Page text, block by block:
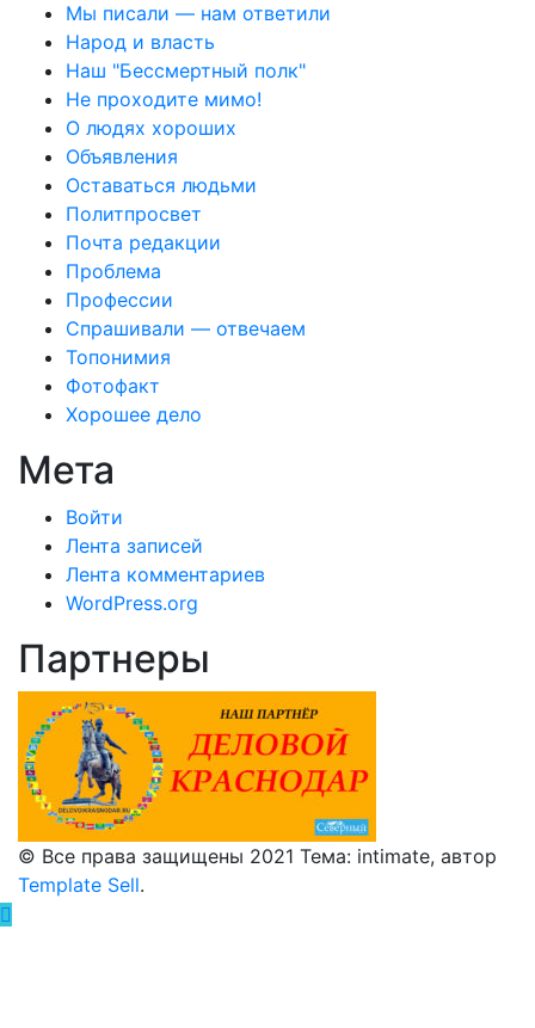
Мы писали — нам ответили
Народ и власть
Наш "Бессмертный полк"
Не проходите мимо!
О людях хороших
Объявления
Оставаться людьми
Политпросвет
Почта редакции
Проблема
Профессии
Спрашивали — отвечаем
Топонимия
Фотофакт
Хорошее дело
Мета
Войти
Лента записей
Лента комментариев
WordPress.org
Партнеры
© Все права защищены 2021 Тема: intimate, автор
Template Sell.